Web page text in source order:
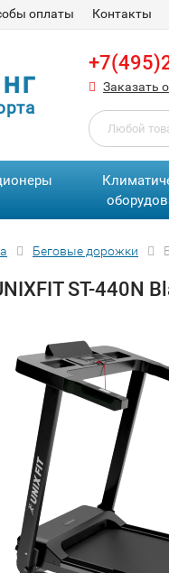
оплаты Контакты
Заказать
Беговые дорожки
ST-440N